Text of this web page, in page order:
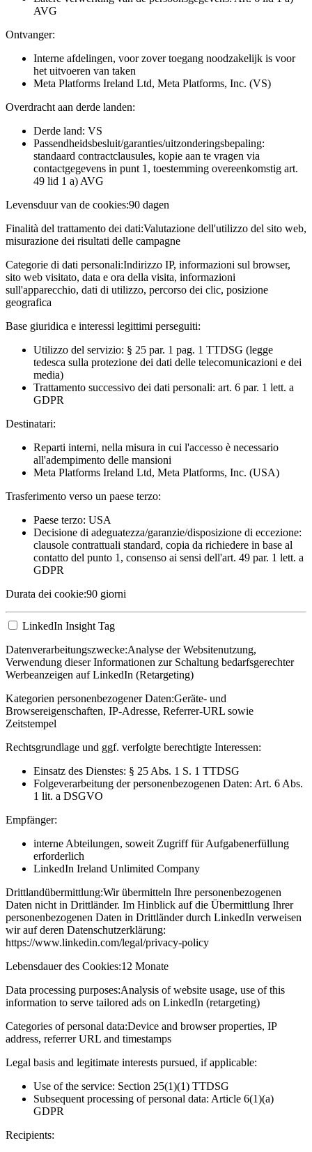
AVG
Ontvanger:
Interne afdelingen, voor zover toegang noodzakelijk is voor
het uitvoeren van taken
Meta Platforms Ireland Ltd, Meta Platforms, Inc. (VS)
Overdracht aan derde landen:
Derde land: VS
Passendheidsbesluit/garanties/uitzonderingsbepaling:
standaard contractclausules, kopie aan te vragen via
contactgegevens in punt 1, toestemming overeenkomstig art.
49 lid 1 a) AVG
Levensduur van de cookies:90 dagen
Finalità del trattamento dei dati:Valutazione dell'utilizzo del sito web,
misurazione dei risultati delle campagne
Categorie di dati personali:Indirizzo IP, informazioni sul browser,
sito web visitato, data e ora della visita, informazioni
sull'apparecchio, dati di utilizzo, percorso dei clic, posizione
geografica
Base giuridica e interessi legittimi perseguiti:
Utilizzo del servizio: § 25 par. 1 pag. 1 TTDSG (legge
tedesca sulla protezione dei dati delle telecomunicazioni e dei
media)
Trattamento successivo dei dati personali: art. 6 par. 1 lett. a
GDPR
Destinatari:
Reparti interni, nella misura in cui l'accesso è necessario
all'adempimento delle mansioni
Meta Platforms Ireland Ltd, Meta Platforms, Inc. (USA)
Trasferimento verso un paese terzo:
Paese terzo: USA
Decisione di adeguatezza/garanzie/disposizione di eccezione:
clausole contrattuali standard, copia da richiedere in base al
contatto del punto 1, consenso ai sensi dell'art. 49 par. 1 lett. a
GDPR
Durata dei cookie:90 giorni
LinkedIn Insight Tag
Datenverarbeitungszwecke:Analyse der Websitenutzung,
Verwendung dieser Informationen zur Schaltung bedarfsgerechter
Werbeanzeigen auf LinkedIn (Retargeting)
Kategorien personenbezogener Daten:Geräte- und
Browsereigenschaften, IP-Adresse, Referrer-URL sowie
Zeitstempel
Rechtsgrundlage und ggf. verfolgte berechtigte Interessen:
Einsatz des Dienstes: § 25 Abs. 1 S. 1 TTDSG
Folgeverarbeitung der personenbezogenen Daten: Art. 6 Abs.
1 lit. a DSGVO
Empfänger:
interne Abteilungen, soweit Zugriff für Aufgabenerfüllung
erforderlich
LinkedIn Ireland Unlimited Company
Drittlandübermittlung:Wir übermitteln Ihre personenbezogenen
Daten nicht in Drittländer. Im Hinblick auf die Übermittlung Ihrer
personenbezogenen Daten in Drittländer durch LinkedIn verweisen
wir auf deren Datenschutzerklärung:
https://www.linkedin.com/legal/privacy-policy
Lebensdauer des Cookies:12 Monate
Data processing purposes:Analysis of website usage, use of this
information to serve tailored ads on LinkedIn (retargeting)
Categories of personal data:Device and browser properties, IP
address, referrer URL and timestamps
Legal basis and legitimate interests pursued, if applicable:
Use of the service: Section 25(1)(1) TTDSG
Subsequent processing of personal data: Article 6(1)(a)
GDPR
Recipients: